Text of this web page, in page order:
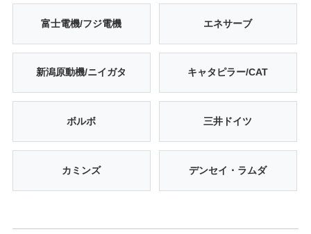
富士電機/フジ電機 エネサーブ
新潟原動機/ニイガタ キャタピラー/CAT
ボルボ 三井ドイツ
カミンズ デンセイ・ラムダ